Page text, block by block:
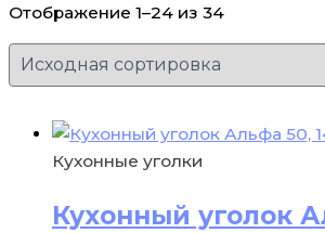
Отображение 1–24 из 34
Кухонные уголки
Кухонный уголок